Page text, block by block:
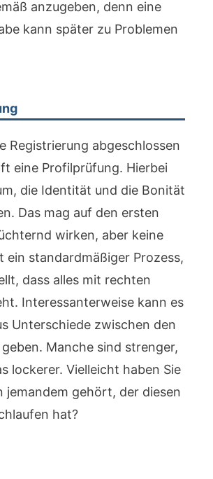
anzugeben, denn eine
kann später zu Problemen
Registrierung abgeschlossen
eine Profilprüfung. Hierbei
die Identität und die Bonität
Das mag auf den ersten
wirken, aber keine
ein standardmäßiger Prozess,
dass alles mit rechten
Interessanterweise kann es
Unterschiede zwischen den
Manche sind strenger,
lockerer. Vielleicht haben Sie
jemandem gehört, der diesen
hat?